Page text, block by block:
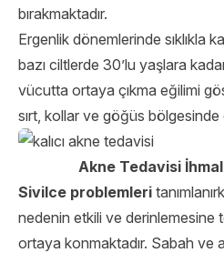
bırakmaktadır.
Ergenlik dönemlerinde sıklıkla
bazı ciltlerde 30’lu yaşlara
vücutta ortaya çıkma eğilimi
sırt, kollar ve göğüs bölgesinde
Akne Tedavisi
Sivilce problemleri
nedenin etkili ve derinlemesine
ortaya konmaktadır. Sabah ve